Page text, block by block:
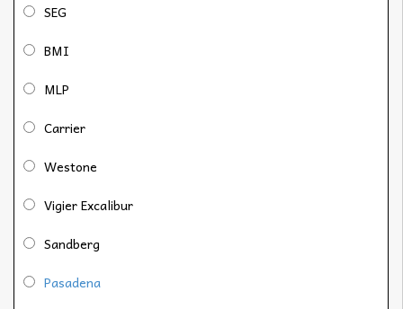
SEG
BMI
MLP
Carrier
Westone
Vigier Excalibur
Sandberg
Pasadena